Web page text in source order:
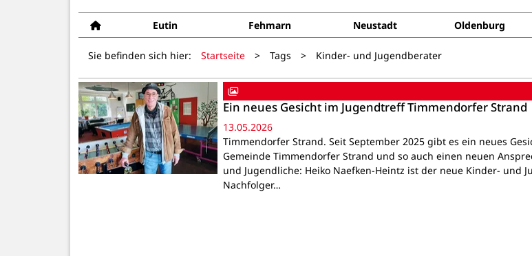
Eutin Fehmarn Neustadt Oldenburg
Sie befinden sich hier: Startseite > Tags > Kinder- und Jugendberater
Ein neues Gesicht im Jugendtreff Timmendorfer Strand
13.05.2026
Timmendorfer Strand. Seit September 2025 gibt es ein neues
Gemeinde Timmendorfer Strand und so auch einen neuen
und Jugendliche: Heiko Naefken-Heintz ist der neue Kinder- und
Nachfolger…